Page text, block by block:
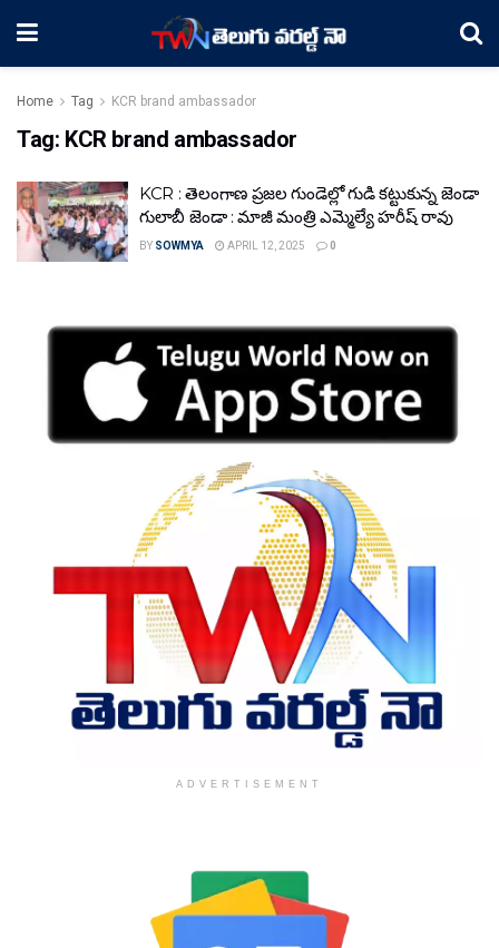
Home Tag KCR brand ambassador
Tag: KCR brand ambassador
KCR : తెలంగాణ ప్రజల గుండెల్లో గుడి కట్టుకున్న జెండా
గులాబీ జెండా : మాజీ మంత్రి ఎమ్మెల్యే హరీష్ రావు
BY SOWMYA APRIL 12, 2025 0
ADVERTISEMENT